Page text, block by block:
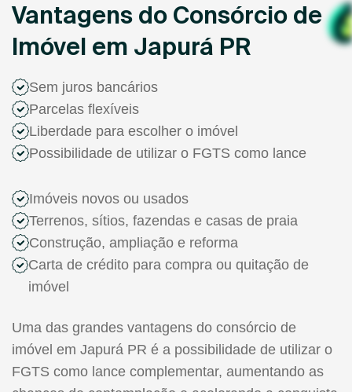
Vantagens do Consórcio de
Imóvel em Japurá PR
Sem juros bancários
Parcelas flexíveis
Liberdade para escolher o imóvel
Possibilidade de utilizar o FGTS como lance
Imóveis novos ou usados
Terrenos, sítios, fazendas e casas de praia
Construção, ampliação e reforma
Carta de crédito para compra ou quitação de
imóvel
Uma das grandes vantagens do consórcio de
imóvel em Japurá PR é a possibilidade de utilizar o
FGTS como lance complementar, aumentando as